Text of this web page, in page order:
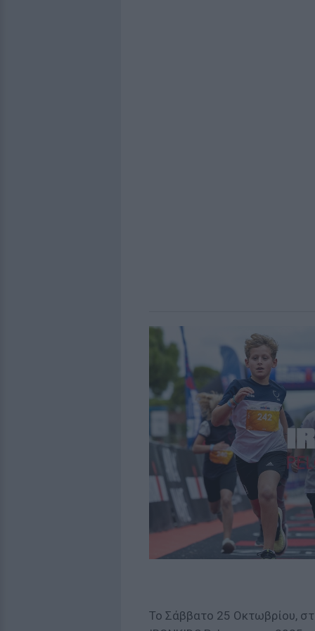
Το Σάββατο 25 Οκτωβρίου,